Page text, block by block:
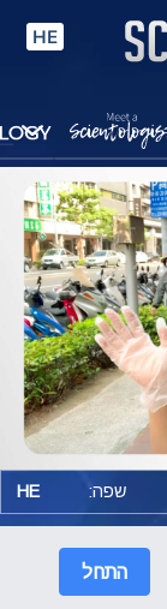
HE
שפה: HE
התחל